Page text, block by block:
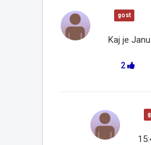
gost
Kaj je
2